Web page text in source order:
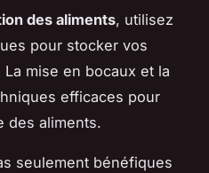
des aliments, utilisez
pour stocker vos
mise en bocaux et la
efficaces pour
des aliments.
seulement bénéfiques